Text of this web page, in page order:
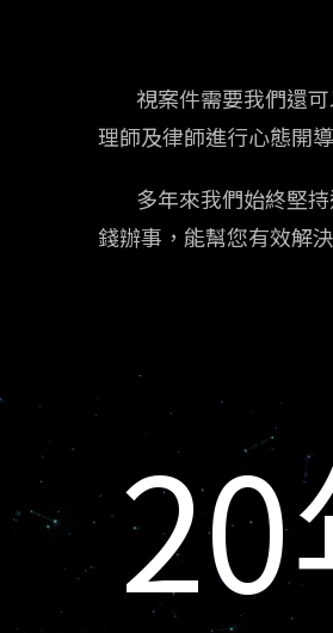
視案件需要我們還可
理師及律師進行心態開
多年來我們始終堅持
錢辦事，能幫您有效解
20